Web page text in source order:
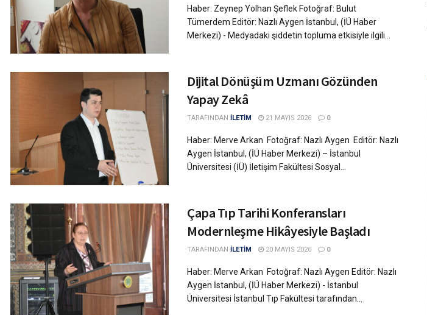
Haber: Zeynep Yolhan Şeflek Fotoğraf: Bulut
Tümerdem Editör: Nazlı Aygen İstanbul, (İÜ Haber
Merkezi) - Medyadaki şiddetin topluma etkisiyle ilgili...
Dijital Dönüşüm Uzmanı Gözünden
Yapay Zekâ
TARAFINDAN İLETİM 21 MAYIS 2026 0
Haber: Merve Arkan Fotoğraf: Nazlı Aygen Editör: Nazlı
Aygen İstanbul, (İÜ Haber Merkezi) – İstanbul
Üniversitesi (İÜ) İletişim Fakültesi Sosyal...
Çapa Tıp Tarihi Konferansları
Modernleşme Hikâyesiyle Başladı
TARAFINDAN İLETİM 20 MAYIS 2026 0
Haber: Merve Arkan Fotoğraf: Nazlı Aygen Editör: Nazlı
Aygen İstanbul, (İÜ Haber Merkezi) - İstanbul
Üniversitesi İstanbul Tıp Fakültesi tarafından...